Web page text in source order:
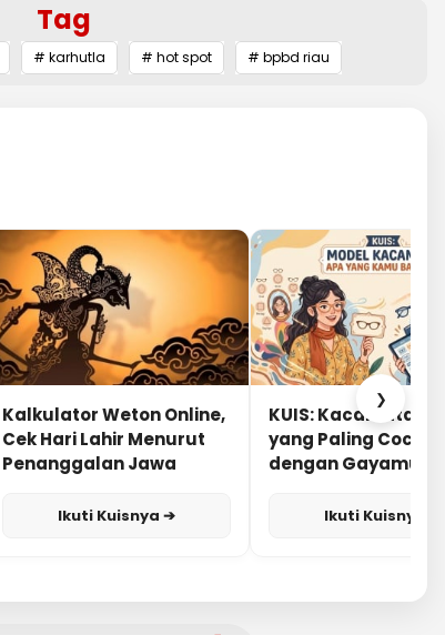
Tag
# karhutla # hot spot # bpbd riau
Kalkulator Weton Online,
Cek Hari Lahir Menurut
Penanggalan Jawa
Ikuti Kuisnya ➔
KUIS: Kacamata Apa
yang Paling Cocok
dengan Gayamu?
Ikuti Kuisnya ➔
❯